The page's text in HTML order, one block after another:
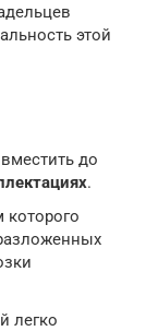
этой
до
.
которого
легко